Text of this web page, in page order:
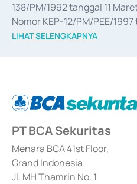
138/PM/1992 tanggal 11
Nomor KEP-12/PM/PEE/
merger, akuisisi, divestasi, dan
LIHAT SELENGKAPNYA
PT BCA Sekuritas
Menara BCA 41st Floor,
Grand Indonesia
Jl. MH Thamrin No. 1